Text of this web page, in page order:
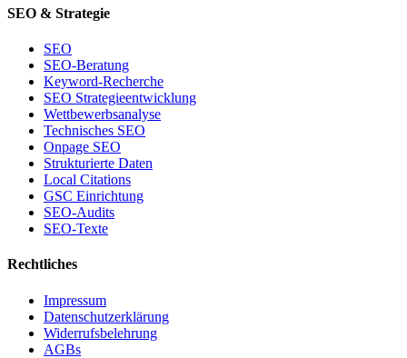
SEO & Strategie
SEO
SEO-Beratung
Keyword-Recherche
SEO Strategieentwicklung
Wettbewerbsanalyse
Technisches SEO
Onpage SEO
Strukturierte Daten
Local Citations
GSC Einrichtung
SEO-Audits
SEO-Texte
Rechtliches
Impressum
Datenschutzerklärung
Widerrufsbelehrung
AGBs